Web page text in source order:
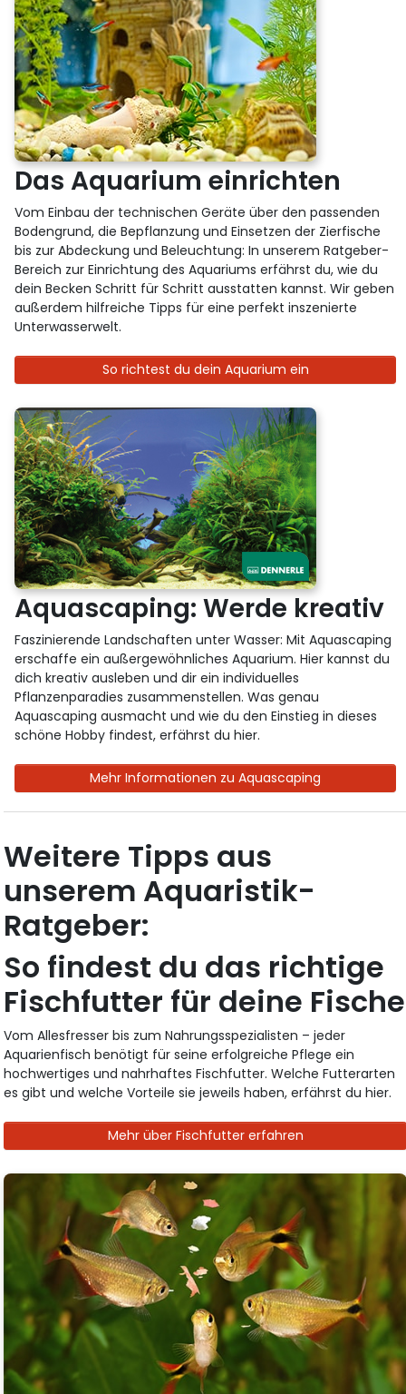
Das Aquarium einrichten
Vom Einbau der technischen Geräte über den passenden
Bodengrund, die Bepflanzung und Einsetzen der Zierfische
bis zur Abdeckung und Beleuchtung: In unserem Ratgeber-
Bereich zur Einrichtung des Aquariums erfährst du, wie du
dein Becken Schritt für Schritt ausstatten kannst. Wir geben
außerdem hilfreiche Tipps für eine perfekt inszenierte
Unterwasserwelt.
So richtest du dein Aquarium ein
Aquascaping: Werde kreativ
Faszinierende Landschaften unter Wasser: Mit Aquascaping
erschaffe ein außergewöhnliches Aquarium. Hier kannst du
dich kreativ ausleben und dir ein individuelles
Pflanzenparadies zusammenstellen. Was genau
Aquascaping ausmacht und wie du den Einstieg in dieses
schöne Hobby findest, erfährst du hier.
Mehr Informationen zu Aquascaping
Weitere Tipps aus
unserem Aquaristik-
Ratgeber:
So findest du das richtige
Fischfutter für deine Fische
Vom Allesfresser bis zum Nahrungsspezialisten – jeder
Aquarienfisch benötigt für seine erfolgreiche Pflege ein
hochwertiges und nahrhaftes Fischfutter. Welche Futterarten
es gibt und welche Vorteile sie jeweils haben, erfährst du hier.
Mehr über Fischfutter erfahren